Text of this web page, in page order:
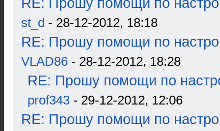
st_d - 28-12-2012, 18:18
RE: Прошу помощи по
VLAD86 - 28-12-2012, 18:28
RE: Прошу помощи по
prof343 - 29-12-2012, 12:06
RE: Прошу помощи по